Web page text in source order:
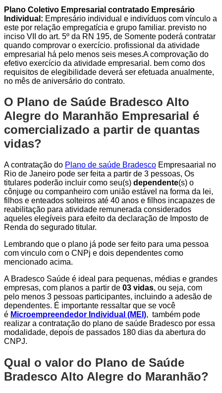
Plano Coletivo Empresarial contratado Empresário
Individual: Empresário individual e indivíduos com vínculo a
este por relação empregatícia e grupo familiar. previsto no
inciso VII do art. 5º da RN 195, de Somente poderá contratar
quando comprovar o exercício. profissional da atividade
empresarial há pelo menos seis meses.A comprovação do
efetivo exercício da atividade empresarial. bem como dos
requisitos de elegibilidade deverá ser efetuada anualmente,
no mês de aniversário do contrato.
O Plano de Saúde Bradesco Alto
Alegre do Maranhão Empresarial é
comercializado a partir de quantas
vidas?
A contratação do Plano de saúde Bradesco Empresaarial no
Rio de Janeiro pode ser feita a partir de 3 pessoas, Os
titulares poderão incluir como seu(s) dependente(s) o
cônjuge ou companheiro com união estável na forma da lei,
filhos e enteados solteiros até 40 anos e filhos incapazes de
reabilitação para atividade remunerada considerados
aqueles elegíveis para efeito da declaração de Imposto de
Renda do segurado titular.
Lembrando que o plano já pode ser feito para uma pessoa
com vinculo com o CNPj e dois dependentes como
mencionado acima.
A Bradesco Saúde é ideal para pequenas, médias e grandes
empresas, com planos a partir de 03 vidas, ou seja, com
pelo menos 3 pessoas participantes, incluindo a adesão de
dependentes. É importante ressaltar que se você
é Microempreendedor Individual (MEI), também pode
realizar a contratação do plano de saúde Bradesco por essa
modalidade, depois de passados 180 dias da abertura do
CNPJ.
Qual o valor do Plano de Saúde
Bradesco Alto Alegre do Maranhão?